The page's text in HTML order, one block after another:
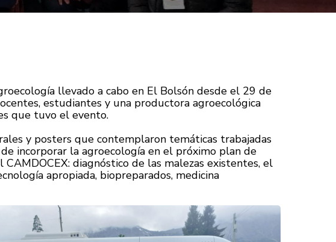
llevado a cabo en El Bolsón desde el 29 de
estudiantes y una productora agroecológica
que tuvo el evento.
y posters que contemplaron temáticas trabajadas
incorporar la agroecología en el próximo plan de
diagnóstico de las malezas existentes, el
apropiada, biopreparados, medicina